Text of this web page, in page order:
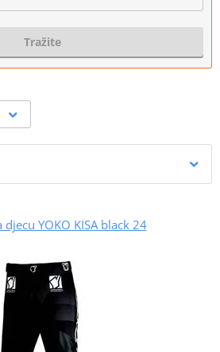
Tražite
djecu YOKO KISA black 24